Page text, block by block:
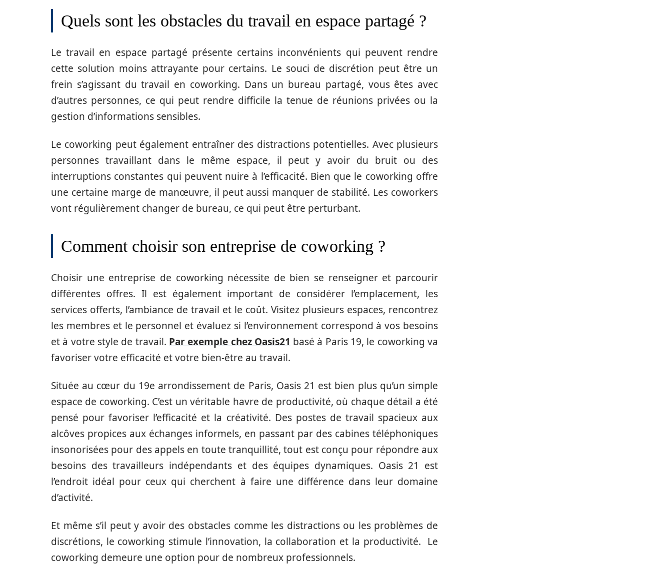
Quels sont les obstacles du travail en espace partagé ?
Le travail en espace partagé présente certains inconvénients qui peuvent rendre
cette solution moins attrayante pour certains. Le souci de discrétion peut être un
frein s’agissant du travail en coworking. Dans un bureau partagé, vous êtes avec
d’autres personnes, ce qui peut rendre difficile la tenue de réunions privées ou la
gestion d’informations sensibles.
Le coworking peut également entraîner des distractions potentielles. Avec plusieurs
personnes travaillant dans le même espace, il peut y avoir du bruit ou des
interruptions constantes qui peuvent nuire à l’efficacité. Bien que le coworking offre
une certaine marge de manœuvre, il peut aussi manquer de stabilité. Les coworkers
vont régulièrement changer de bureau, ce qui peut être perturbant.
Comment choisir son entreprise de coworking ?
Choisir une entreprise de coworking nécessite de bien se renseigner et parcourir
différentes offres. Il est également important de considérer l’emplacement, les
services offerts, l’ambiance de travail et le coût. Visitez plusieurs espaces, rencontrez
les membres et le personnel et évaluez si l’environnement correspond à vos besoins
et à votre style de travail. Par exemple chez Oasis21 basé à Paris 19, le coworking va
favoriser votre efficacité et votre bien-être au travail.
Située au cœur du 19e arrondissement de Paris, Oasis 21 est bien plus qu’un simple
espace de coworking. C’est un véritable havre de productivité, où chaque détail a été
pensé pour favoriser l’efficacité et la créativité. Des postes de travail spacieux aux
alcôves propices aux échanges informels, en passant par des cabines téléphoniques
insonorisées pour des appels en toute tranquillité, tout est conçu pour répondre aux
besoins des travailleurs indépendants et des équipes dynamiques. Oasis 21 est
l’endroit idéal pour ceux qui cherchent à faire une différence dans leur domaine
d’activité.
Et même s’il peut y avoir des obstacles comme les distractions ou les problèmes de
discrétions, le coworking stimule l’innovation, la collaboration et la productivité. Le
coworking demeure une option pour de nombreux professionnels.